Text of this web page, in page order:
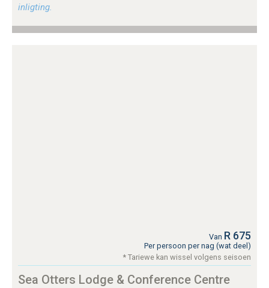
inligting.
Van R 675
Per persoon per nag (wat deel)
* Tariewe kan wissel volgens seisoen
Sea Otters Lodge & Conference Centre